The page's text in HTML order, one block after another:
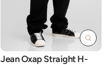
Jean Oxap Straight H-